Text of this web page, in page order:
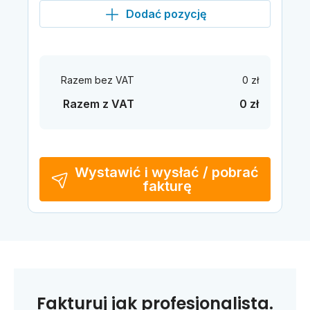
Dodać pozycję
Razem bez VAT 0 zł
Razem z VAT 0 zł
Wystawić i wysłać / pobrać
fakturę
Fakturuj jak profesjonalista.